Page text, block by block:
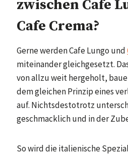
zwischen Cafe
Cafe Crema?
Gerne werden Cafe Lungo und
miteinander gleichgesetzt.
von allzu weit hergeholt,
dem gleichen Prinzip eines
auf. Nichtsdestotrotz
geschmacklich und in der
So wird die italienische